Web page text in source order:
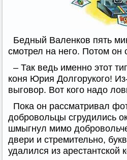
Бедный Валенков пять
смотрел на него. Потом он
– Так ведь именно этот
коня Юрия Долгорукого!
выговор. Вот кого надо
Пока он рассматривал
добровольцы сгрудились
шмыгнул мимо
двери и стремительно,
удалился из арестантской